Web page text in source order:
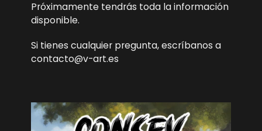
Próximamente tendrás toda la información
disponible.
Si tienes cualquier pregunta, escríbanos a
contacto@v-art.es